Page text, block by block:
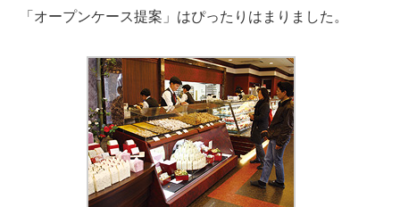
「オープンケース提案」はぴったりはまりました。